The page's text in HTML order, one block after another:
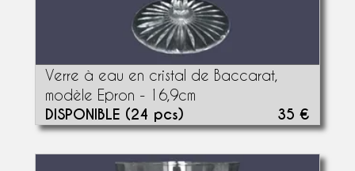
Verre à eau en cristal de Baccarat,
modèle Epron - 16,9cm
DISPONIBLE (24 pcs) 35 €